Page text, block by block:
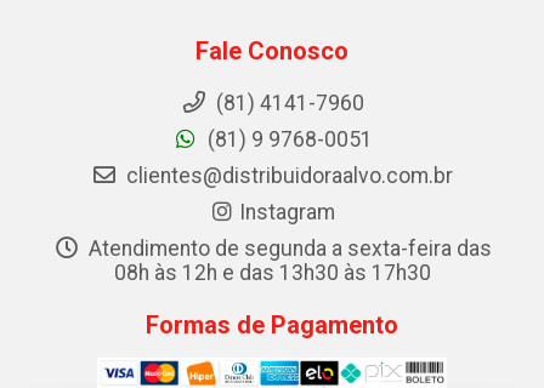
Fale Conosco
(81) 4141-7960
(81) 9 9768-0051
clientes@distribuidoraalvo.com.br
Instagram
Atendimento de segunda a sexta-feira das
08h às 12h e das 13h30 às 17h30
Formas de Pagamento